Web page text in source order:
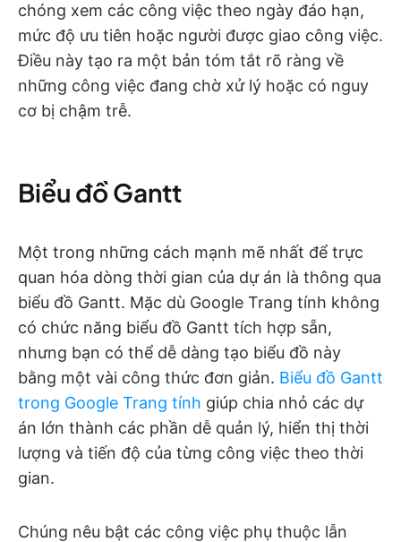
chóng xem các công việc theo ngày đáo hạn,
mức độ ưu tiên hoặc người được giao công việc.
Điều này tạo ra một bản tóm tắt rõ ràng về
những công việc đang chờ xử lý hoặc có nguy
cơ bị chậm trễ.
Biểu đồ Gantt
Một trong những cách mạnh mẽ nhất để trực
quan hóa dòng thời gian của dự án là thông qua
biểu đồ Gantt. Mặc dù Google Trang tính không
có chức năng biểu đồ Gantt tích hợp sẵn,
nhưng bạn có thể dễ dàng tạo biểu đồ này
bằng một vài công thức đơn giản. Biểu đồ Gantt
trong Google Trang tính giúp chia nhỏ các dự
án lớn thành các phần dễ quản lý, hiển thị thời
lượng và tiến độ của từng công việc theo thời
gian.
Chúng nêu bật các công việc phụ thuộc lẫn